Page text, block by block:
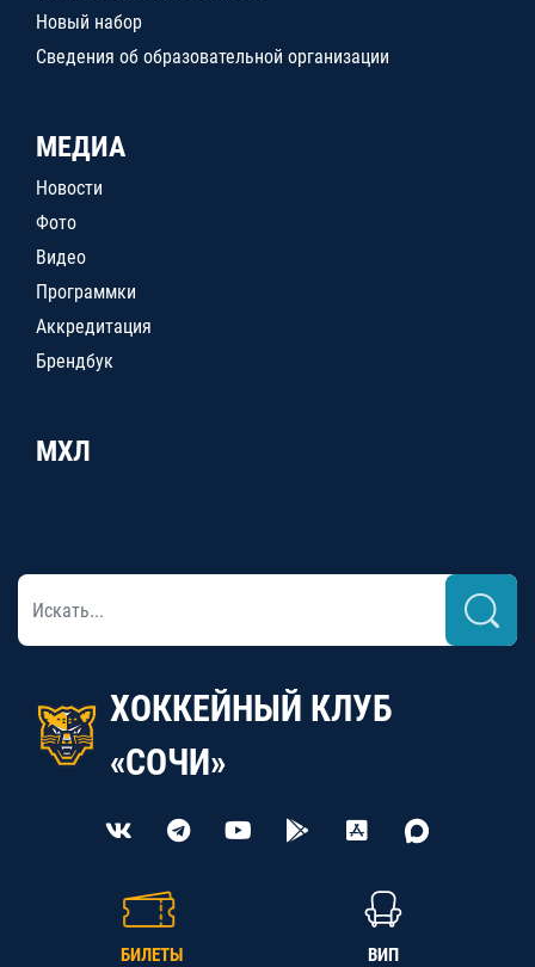
Новый набор
Сведения об образовательной организации
МЕДИА
Новости
Фото
Видео
Программки
Аккредитация
Брендбук
МХЛ
ХОККЕЙНЫЙ КЛУБ
«СОЧИ»
БИЛЕТЫ ВИП